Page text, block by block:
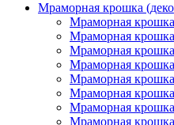
Мраморная крошка
Мраморная
Мраморная
Мраморная
Мраморная
Мраморная
Мраморная
Мраморная
Мраморная